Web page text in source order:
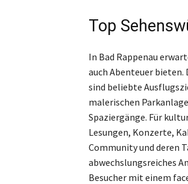
Top
In Bad Rappenau
auch Abenteuer bieten.
sind beliebte
malerischen
Spaziergänge. Für
Lesungen, Konzerte,
Community und deren
abwechslungsreiches
Besucher mit einem